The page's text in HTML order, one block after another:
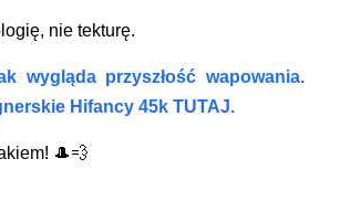
nie tekturę.
wygląda przyszłość wapowania.
Hifancy 45k TUTAJ.
🎩💨